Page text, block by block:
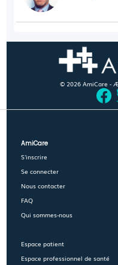
© 2026 AmiCare -
AmiCare
S'inscrire
Se connecter
Nous contacter
FAQ
Qui sommes-nous
Espace patient
Espace professionnel de santé